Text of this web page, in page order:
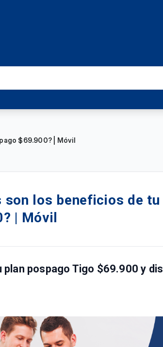
$69.900? | Móvil
son los beneficios de
| Móvil
plan pospago Tigo $69.900 y